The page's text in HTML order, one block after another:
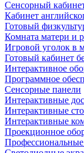
Сенсорный
Кабинет
Готовый
Комната матери и
Игровой уголок в
Готовый кабинет
Интерактивное
Программное
Сенсорные панели
Интерактивные
Интерактивные
Интерактивные
Проекционное